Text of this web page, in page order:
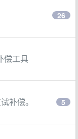
26
偿工具
补偿。 5